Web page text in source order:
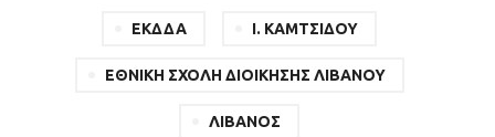
ΕΚΔΔΑ Ι. ΚΑΜΤΣΙΔΟΥ
ΕΘΝΙΚΗ ΣΧΟΛΗ ΔΙΟΙΚΗΣΗΣ ΛΙΒΑΝΟΥ
ΛΙΒΑΝΟΣ